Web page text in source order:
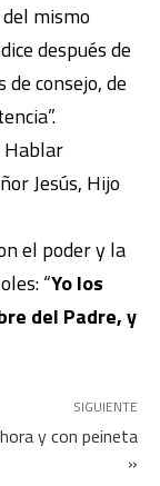
mismo
después de
consejo, de
Hablar
Jesús, Hijo
el poder y la
“Yo los
del Padre, y
SIGUIENTE
y con peineta
»